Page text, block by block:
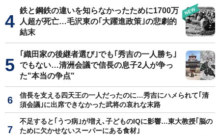
鉄と鋼鉄の違いを知らなかったために1700万
人超が死亡…毛沢東の｢大躍進政策｣の悲劇的
結末
｢織田家の後継者選び｣でも｢秀吉の一人勝ち｣
でもない…清洲会議で信長の息子2人が争っ
た"本当の争点"
信長を支える四天王の一人だったのに…秀吉にハメられて｢清
須会議｣に出席できなかった武将の哀れな末路
不足すると｢うつ病｣が増え､子どものIQに影響…東大教授｢脳の
ために欠かせないスーパーにある食材｣